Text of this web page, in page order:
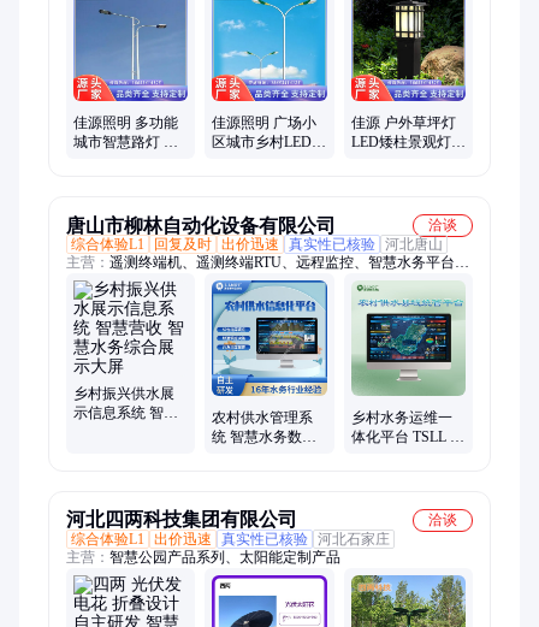
佳源照明 多功能
城市智慧路灯 户
佳源照明 广场小
区城市乡村LED路
佳源 户外草坪灯
LED矮柱景观灯
唐山市柳林自动化设备有限公司
洽谈
综合体验L1
回复及时 出价迅速 真实性已核验 河北唐山
主营： 遥测终端机、遥测终端RTU、远程监控、智慧水务平台、
机井控制、计费系统、传输终端、远程监测、预警系统、泵站监
控、气象雨量、热网计量、管网监测、道路积水监测、以电折水
系统、水库水雨情监测、地下水监测、非农取水计量监测
乡村振兴供水展
示信息系统 智慧
农村供水管理系
统 智慧水务数字
乡村水务运维一
体化平台 TSLL 农
河北四两科技集团有限公司
洽谈
综合体验L1
出价迅速 真实性已核验 河北石家庄
主营： 智慧公园产品系列、太阳能定制产品